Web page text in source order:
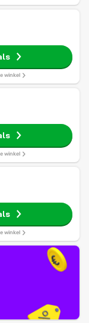
winkel
winkel
winkel